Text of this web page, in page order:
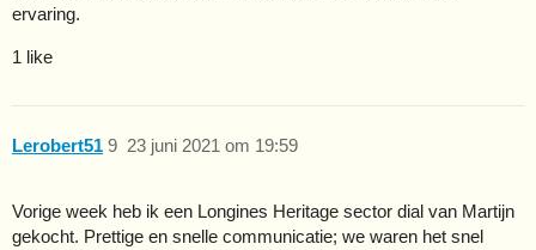
ervaring.
1 like
Lerobert51 23 juni 2021 om 19:59
9
Vorige week heb ik een Longines Heritage sector dial van Martijn
gekocht. Prettige en snelle communicatie; we waren het snel